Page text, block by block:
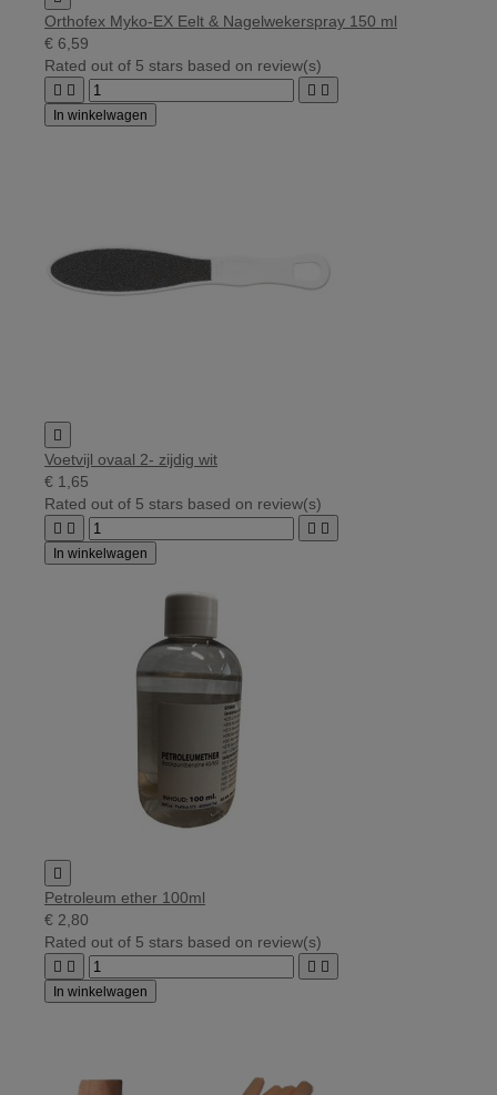
Orthofex Myko-EX Eelt & Nagelwekerspray 150 ml
€ 6,59
Rated out of 5 stars based on review(s)
   
In winkelwagen

Voetvijl ovaal 2- zijdig wit
€ 1,65
Rated out of 5 stars based on review(s)
   
In winkelwagen

Petroleum ether 100ml
€ 2,80
Rated out of 5 stars based on review(s)
   
In winkelwagen